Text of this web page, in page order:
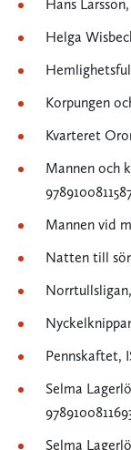
Hans
Helga
Korpungen
Kvarteret
Mannen och
Mannen vid
Natten till
Norrtullsligan,
Pennskaftet,
Selma
Selma